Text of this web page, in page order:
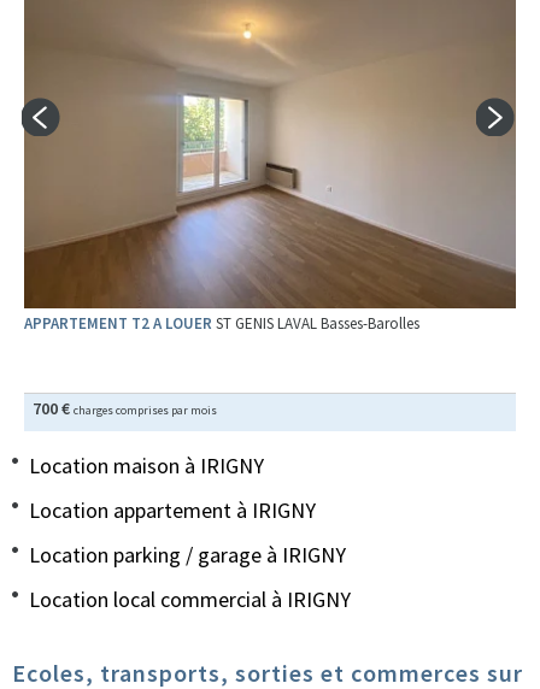
APPARTEMENT T2 A LOUER ST GENIS LAVAL Basses-Barolles
700 € charges comprises par mois
Location maison à IRIGNY
Location appartement à IRIGNY
Location parking / garage à IRIGNY
Location local commercial à IRIGNY
Ecoles, transports, sorties et commerces sur